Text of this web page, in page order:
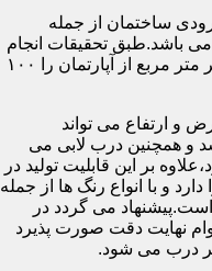
ساختمان از جمله
باشد.طبق تحقیقات انجام
شده،درب لابی لوکس می تواند ارزش هر متر مربع از آپارتمان را ۱۰۰
و ارتفاع می تواند
داشته باشد و همچنین درب لابی می
بر این قابلیت تولید در
و با انواع رنگ ها از جمله
می گردد در
نهایت دقت صورت پذیرد
درب می شود.